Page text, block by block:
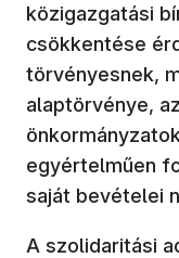
közigazgatási
csökkentése
törvényesnek,
alaptörvénye,
egyértelműen
saját bevételei
A szolidaritási